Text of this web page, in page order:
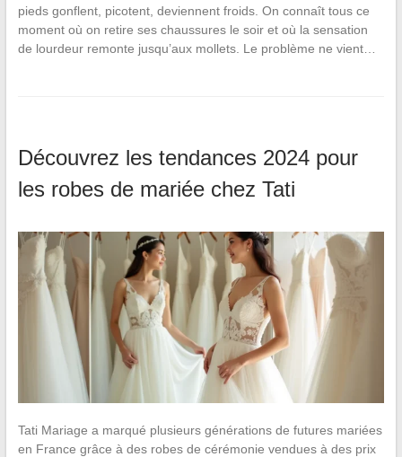
pieds gonflent, picotent, deviennent froids. On connaît tous ce
moment où on retire ses chaussures le soir et où la sensation
de lourdeur remonte jusqu’aux mollets. Le problème ne vient…
Découvrez les tendances 2024 pour
les robes de mariée chez Tati
Tati Mariage a marqué plusieurs générations de futures mariées
en France grâce à des robes de cérémonie vendues à des prix